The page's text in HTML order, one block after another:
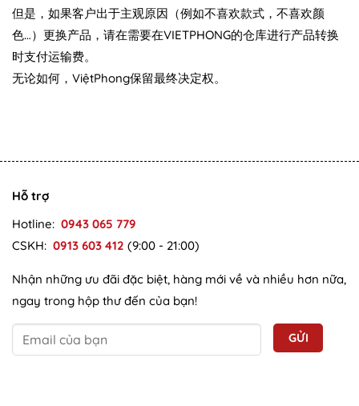
但是，如果客户出于主观原因（例如不喜欢款式，不喜欢颜
色…）更换产品，请在需要在VIETPHONG的仓库进行产品转换
时支付运输费。
无论如何，ViệtPhong保留最终决定权。
Hỗ trợ
Hotline: 0943 065 779
CSKH: 0913 603 412 (9:00 - 21:00)
Nhận những ưu đãi đặc biệt, hàng mới về và nhiều hơn nữa,
ngay trong hộp thư đến của bạn!